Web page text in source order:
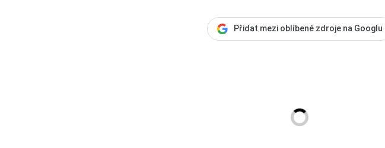
Přidat mezi oblíbené zdroje na Googlu